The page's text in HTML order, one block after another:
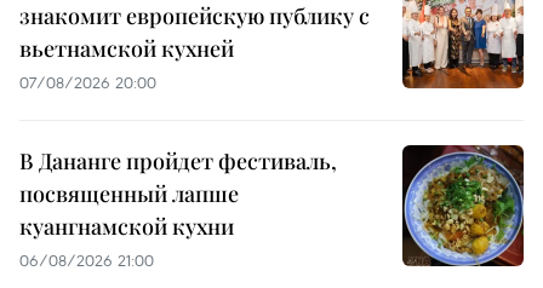
знакомит европейскую публику с
вьетнамской кухней
07/08/2026 20:00
В Дананге пройдет фестиваль,
посвященный лапше
куангнамской кухни
06/08/2026 21:00